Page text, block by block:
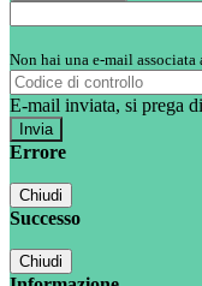
Non hai una e-mail
E-mail inviata, si prega
Errore
Chiudi
Successo
Chiudi